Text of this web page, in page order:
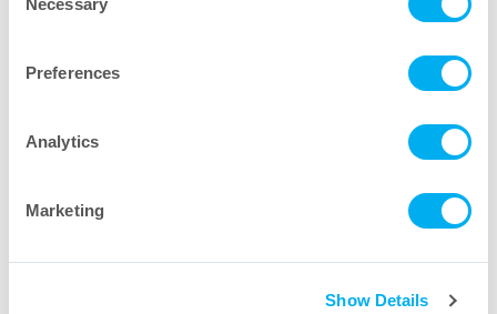
Selection
Preferences
Analytics
Marketing
Show Details
ROC绿色文档